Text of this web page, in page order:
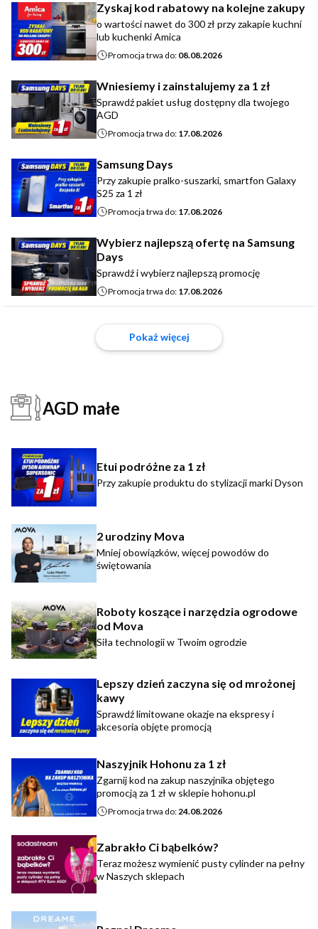
Zyskaj kod rabatowy na kolejne zakupy
o wartości nawet do 300 zł przy zakapie kuchni
lub kuchenki Amica
Promocja trwa do: 08.08.2026
Wniesiemy i zainstalujemy za 1 zł
Sprawdź pakiet usług dostępny dla twojego
AGD
Promocja trwa do: 17.08.2026
Samsung Days
Przy zakupie pralko-suszarki, smartfon Galaxy
S25 za 1 zł
Promocja trwa do: 17.08.2026
Wybierz najlepszą ofertę na Samsung
Days
Sprawdź i wybierz najlepszą promocję
Promocja trwa do: 17.08.2026
Pokaż więcej
AGD małe
Etui podróżne za 1 zł
Przy zakupie produktu do stylizacji marki Dyson
2 urodziny Mova
Mniej obowiązków, więcej powodów do
świętowania
Roboty koszące i narzędzia ogrodowe
od Mova
Siła technologii w Twoim ogrodzie
Lepszy dzień zaczyna się od mrożonej
kawy
Sprawdź limitowane okazje na ekspresy i
akcesoria objęte promocją
Naszyjnik Hohonu za 1 zł
Zgarnij kod na zakup naszyjnika objętego
promocją za 1 zł w sklepie hohonu.pl
Promocja trwa do:24.08.2026
Zabrakło Ci bąbelków?
Teraz możesz wymienić pusty cylinder na pełny
w Naszych sklepach